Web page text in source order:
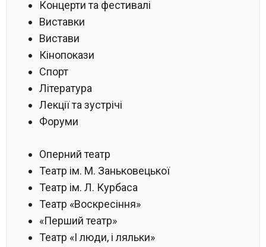
Концерти та фестивалі
Виставки
Вистави
Кінопокази
Спорт
Література
Лекції та зустрічі
Форуми
Оперний театр
Театр ім. М. Заньковецької
Театр ім. Л. Курбаса
Театр «Воскресіння»
«Перший театр»
Театр «І люди, і ляльки»